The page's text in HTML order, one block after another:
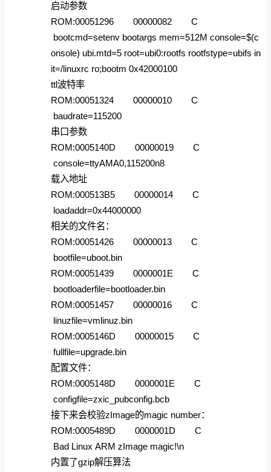
启动参数
ROM:00051296 00000082 C
bootcmd=setenv bootargs mem=512M console=$(c
onsole) ubi.mtd=5 root=ubi0:rootfs rootfstype=ubifs in
it=/linuxrc ro;bootm 0x42000100
ttl波特率
ROM:00051324 00000010 C
baudrate=115200
串口参数
ROM:0005140D 00000019 C
console=ttyAMA0,115200n8
载入地址
ROM:000513B5 00000014 C
loadaddr=0x44000000
相关的文件名：
ROM:00051426 00000013 C
bootfile=uboot.bin
ROM:00051439 0000001E C
bootloaderfile=bootloader.bin
ROM:00051457 00000016 C
linuzfile=vmlinuz.bin
ROM:0005146D 00000015 C
fullfile=upgrade.bin
配置文件：
ROM:0005148D 0000001E C
configfile=zxic_pubconfig.bcb
接下来会校验zImage的magic number：
ROM:0005489D 0000001D C
Bad Linux ARM zImage magic!\n
内置了gzip解压算法